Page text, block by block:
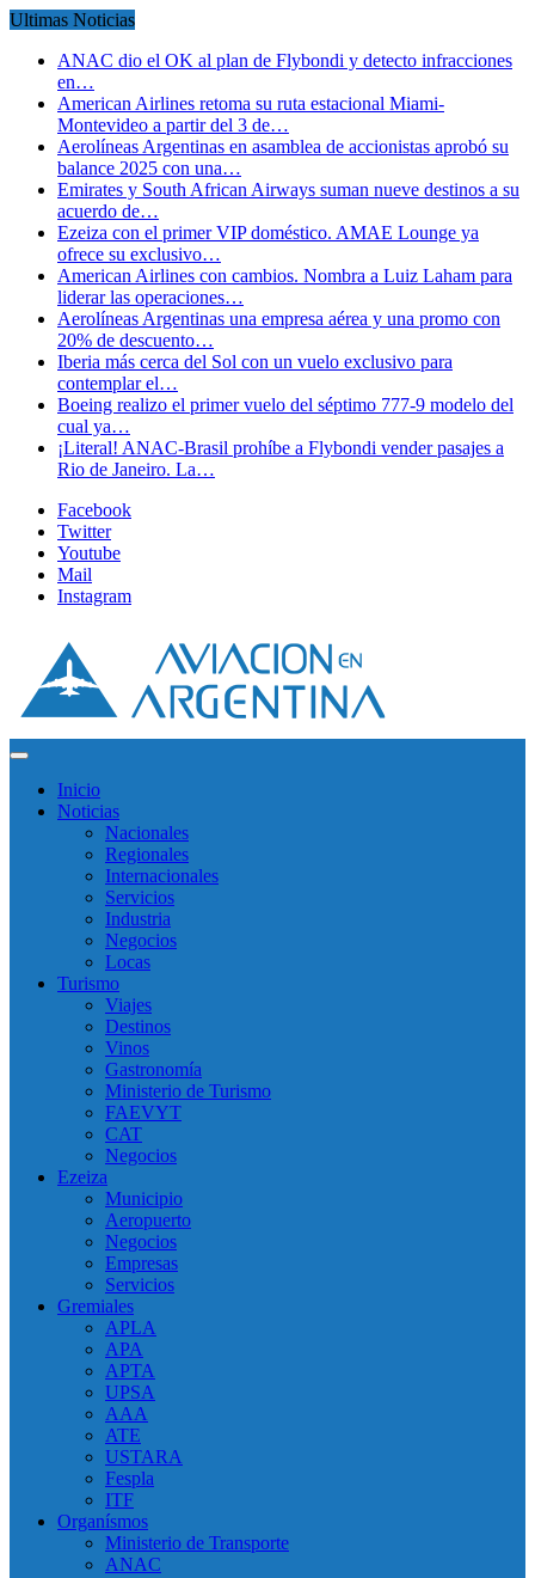
Ultimas Noticias
ANAC dio el OK al plan de Flybondi y detecto infracciones
en…
American Airlines retoma su ruta estacional Miami-
Montevideo a partir del 3 de…
Aerolíneas Argentinas en asamblea de accionistas aprobó su
balance 2025 con una…
Emirates y South African Airways suman nueve destinos a su
acuerdo de…
Ezeiza con el primer VIP doméstico. AMAE Lounge ya
ofrece su exclusivo…
American Airlines con cambios. Nombra a Luiz Laham para
liderar las operaciones…
Aerolíneas Argentinas una empresa aérea y una promo con
20% de descuento…
Iberia más cerca del Sol con un vuelo exclusivo para
contemplar el…
Boeing realizo el primer vuelo del séptimo 777-9 modelo del
cual ya…
¡Literal! ANAC-Brasil prohíbe a Flybondi vender pasajes a
Rio de Janeiro. La…
Facebook
Twitter
Youtube
Mail
Instagram
Inicio
Noticias
Nacionales
Regionales
Internacionales
Servicios
Industria
Negocios
Locas
Turismo
Viajes
Destinos
Vinos
Gastronomía
Ministerio de Turismo
FAEVYT
CAT
Negocios
Ezeiza
Municipio
Aeropuerto
Negocios
Empresas
Servicios
Gremiales
APLA
APA
APTA
UPSA
AAA
ATE
USTARA
Fespla
ITF
Organísmos
Ministerio de Transporte
ANAC